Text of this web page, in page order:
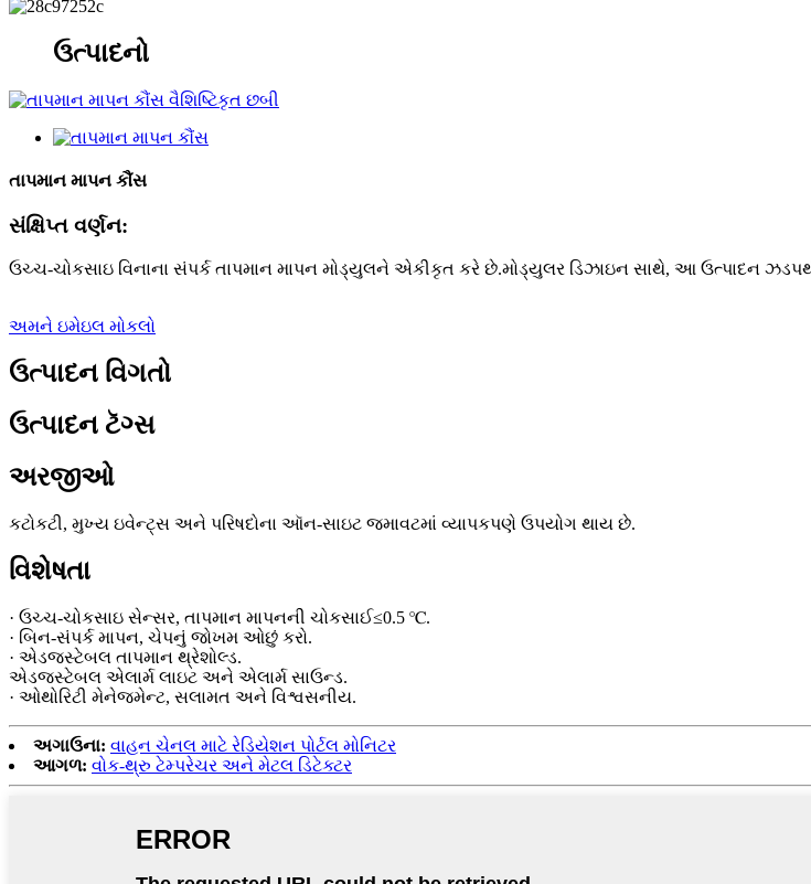
ઉત્પાદનો
તાપમાન માપન કૌંસ
સંક્ષિપ્ત વર્ણન:
ઉચ્ચ-ચોકસાઇ વિનાના સંપર્ક તાપમાન માપન મોડ્યુલને એકીકૃત કરે છે.મોડ્યુલર ડિઝાઇન સાથે, આ ઉત્પાદન
અમને ઇમેઇલ મોકલો
ઉત્પાદન વિગતો
ઉત્પાદન ટૅગ્સ
અરજીઓ
કટોકટી, મુખ્ય ઇવેન્ટ્સ અને પરિષદોના ઑન-સાઇટ જમાવટમાં વ્યાપકપણે ઉપયોગ થાય છે.
વિશેષતા
· ઉચ્ચ-ચોકસાઇ સેન્સર, તાપમાન માપનની ચોકસાઈ≤0.5 ℃.
· બિન-સંપર્ક માપન, ચેપનું જોખમ ઓછું કરો.
· એડજસ્ટેબલ તાપમાન થ્રેશોલ્ડ.
એડજસ્ટેબલ એલાર્મ લાઇટ અને એલાર્મ સાઉન્ડ.
· ઓથોરિટી મેનેજમેન્ટ, સલામત અને વિશ્વસનીય.
અગાઉના: વાહન ચેનલ માટે રેડિયેશન પોર્ટલ મોનિટર
આગળ: વોક-થ્રુ ટેમ્પરેચર અને મેટલ ડિટેક્ટર